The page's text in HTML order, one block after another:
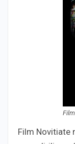
Film Novitiate